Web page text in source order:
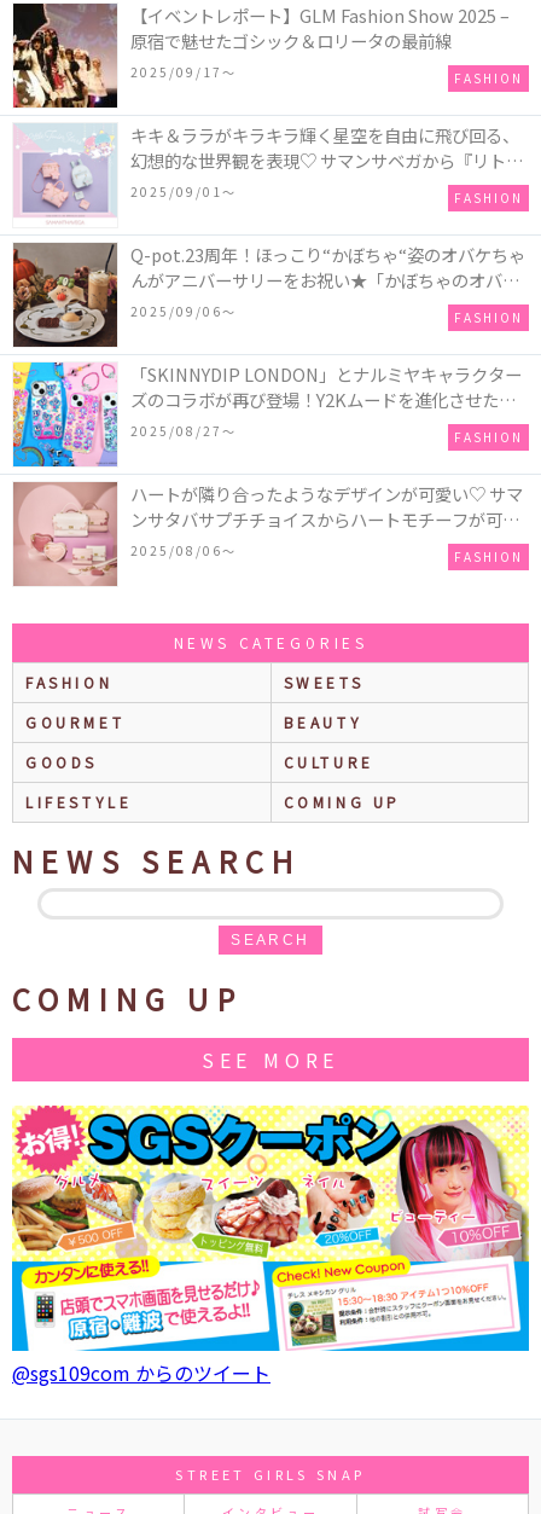
【イベントレポート】GLM Fashion Show 2025 –
原宿で魅せたゴシック＆ロリータの最前線
2025/09/17〜 FASHION
キキ＆ララがキラキラ輝く星空を自由に飛び回る、
幻想的な世界観を表現♡ サマンサベガから『リトル
ツインスターズ』50周年アニバーサリーイヤー』を
2025/09/01〜 FASHION
Q-pot.23周年！ほっこり“かぼちゃ“姿のオバケちゃ
んがアニバーサリーをお祝い★「かぼちゃのオバケ
ーキアクセサリー」が新発売！Q-pot CAFE.では
「かぼちゃのオバケーキプレート」も登場
2025/09/06〜 FASHION
「SKINNYDIP LONDON」とナルミヤキャラクター
ズのコラボが再び登場！Y2Kムードを進化させた新
作コレクションを発売♪
2025/08/27〜 FASHION
ハートが隣り合ったようなデザインが可愛い♡ サマ
ンサタバサプチチョイスからハートモチーフが可愛
いHeart Collectionが発売！
2025/08/06〜 FASHION
NEWS CATEGORIES
FASHION
SWEETS
GOURMET
BEAUTY
GOODS
CULTURE
LIFESTYLE
COMING UP
NEWS SEARCH
SEARCH
COMING UP
SEE MORE
@sgs109com からのツイート
STREET GIRLS SNAP